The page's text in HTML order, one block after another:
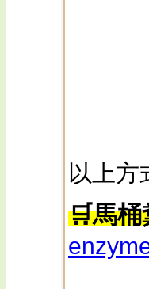
以上
🛒馬桶